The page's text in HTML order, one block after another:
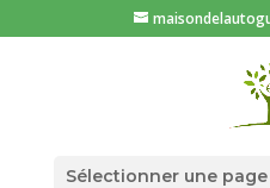
Sélectionner une page